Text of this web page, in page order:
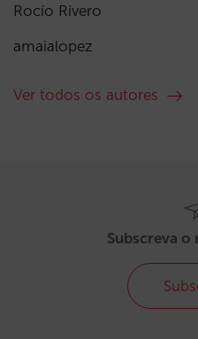
Rocío Rivero
amaialopez
Ver todos os autores
Subscreva